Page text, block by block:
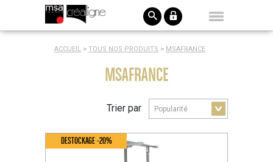
ACCUEIL > TOUS NOS PRODUITS > MSAFRANCE
MSAFRANCE
Trier par
DESTOCKAGE -20%